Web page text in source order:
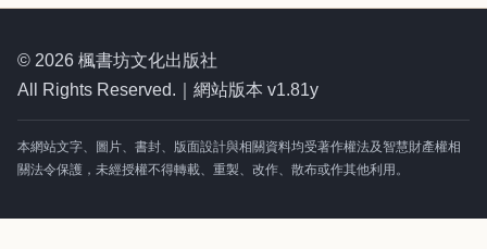
© 2026 楓書坊文化出版社
All Rights Reserved.｜網站版本 v1.81y
本網站文字、圖片、書封、版面設計與相關資料均受著作權法及智慧財產權相
關法令保護，未經授權不得轉載、重製、改作、散布或作其他利用。